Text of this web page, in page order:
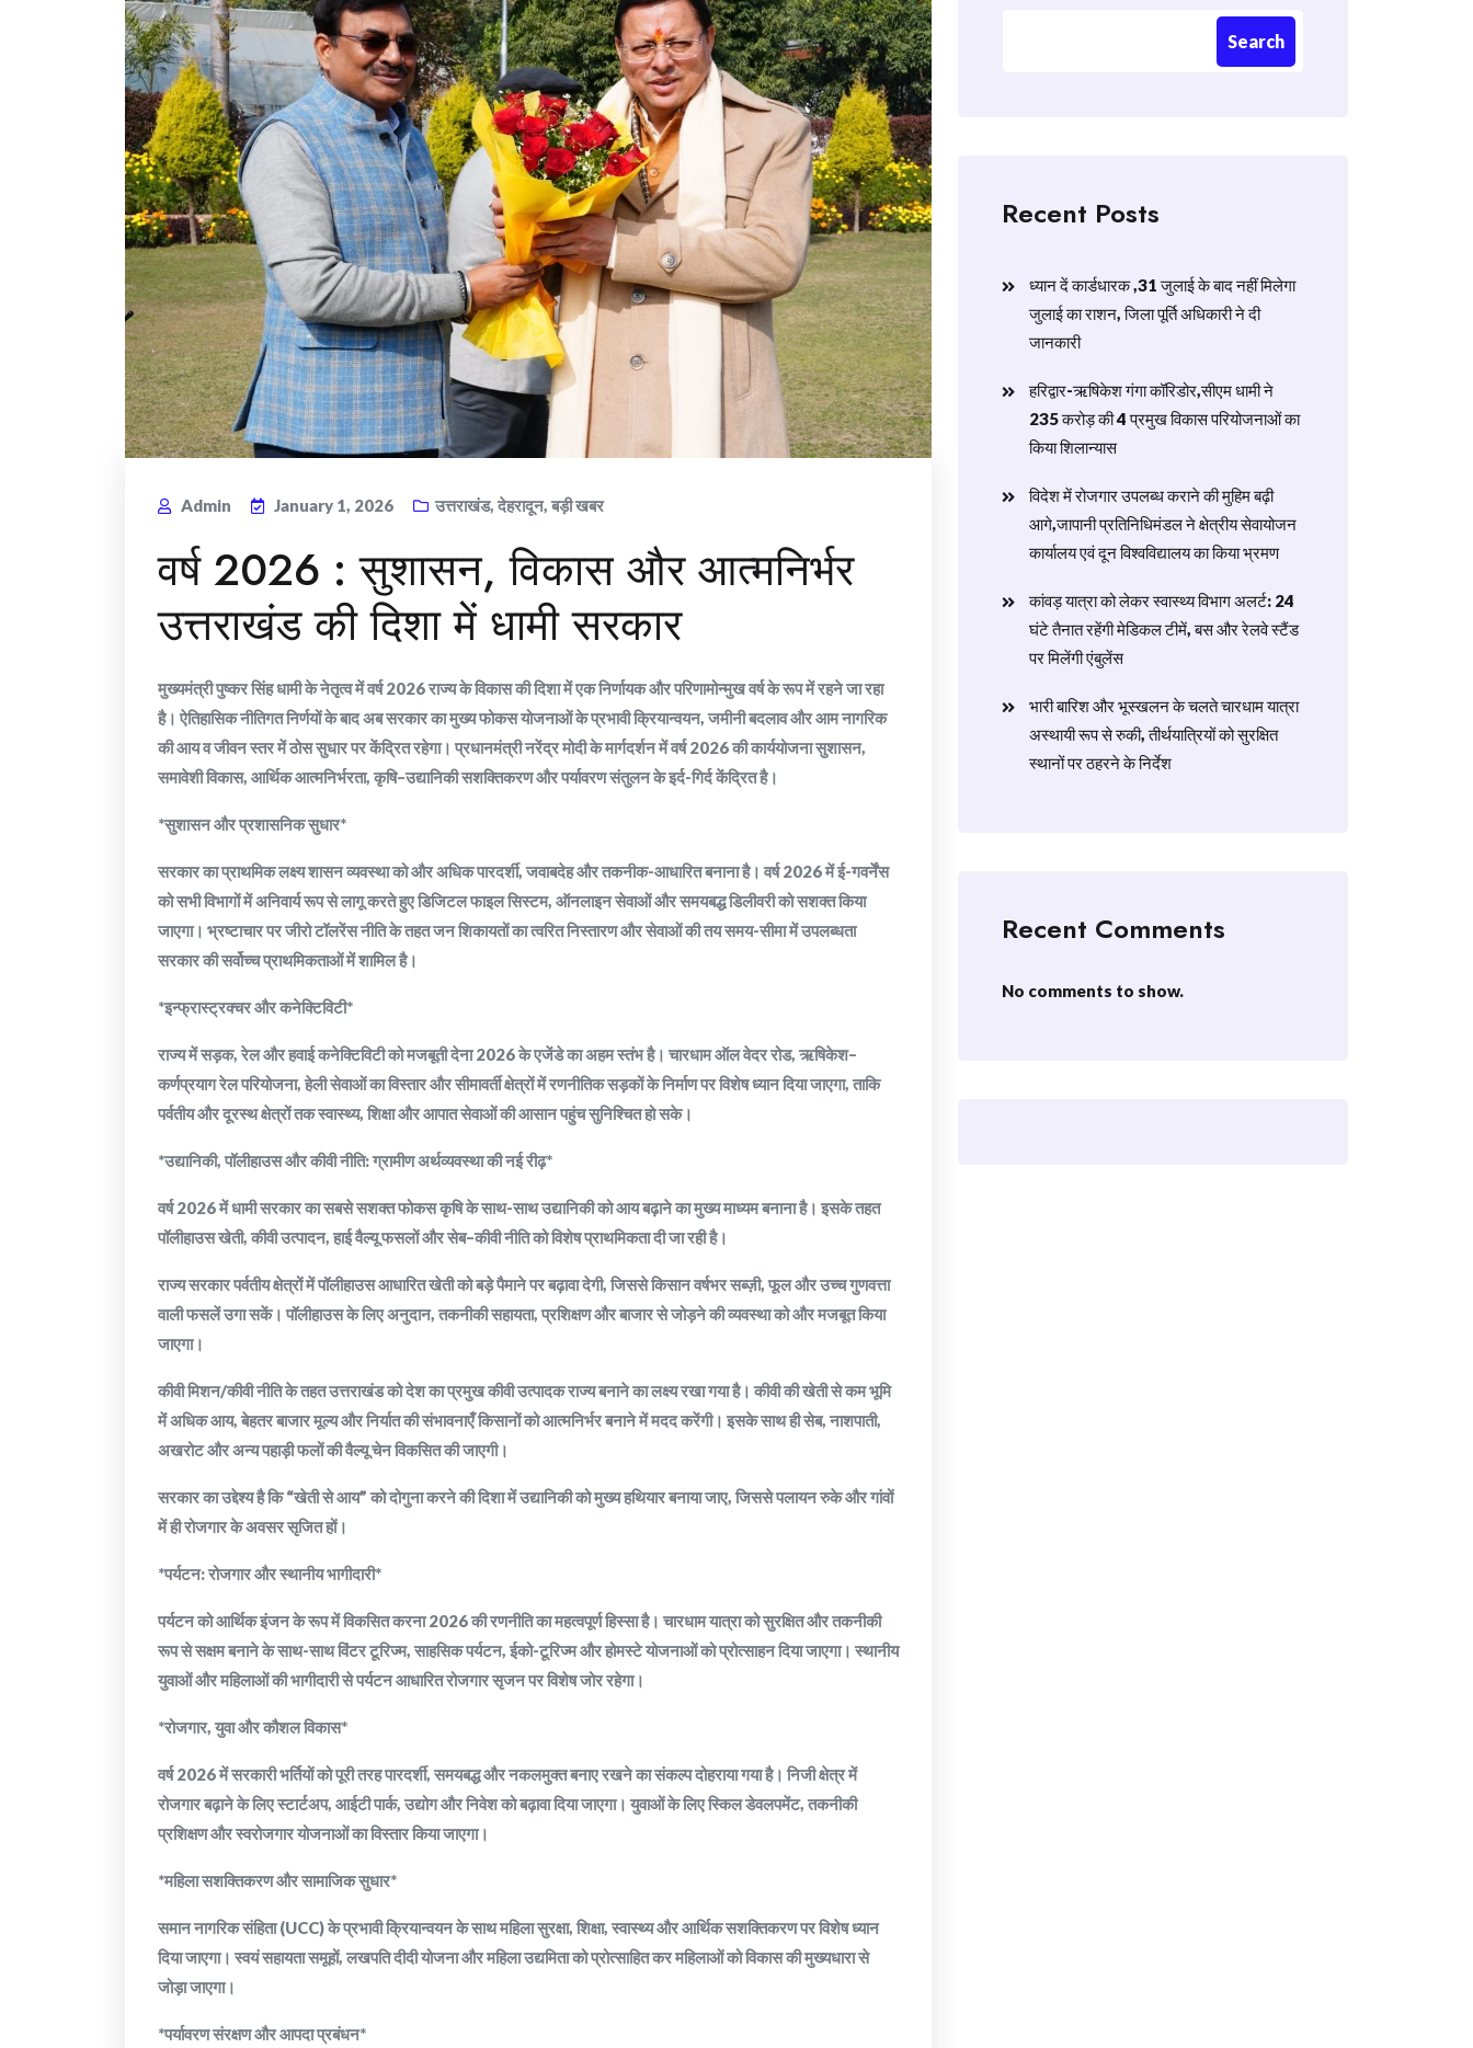
Admin January 1, 2026 उत्तराखंड, देहरादून, बड़ी खबर
वर्ष 2026 : सुशासन, विकास और आत्मनिर्भर
उत्तराखंड की दिशा में धामी सरकार
मुख्यमंत्री पुष्कर सिंह धामी के नेतृत्व में वर्ष 2026 राज्य के विकास की दिशा में एक निर्णायक और परिणामोन्मुख वर्ष के रूप में रहने जा रहा
है। ऐतिहासिक नीतिगत निर्णयों के बाद अब सरकार का मुख्य फोकस योजनाओं के प्रभावी क्रियान्वयन, जमीनी बदलाव और आम नागरिक
की आय व जीवन स्तर में ठोस सुधार पर केंद्रित रहेगा। प्रधानमंत्री नरेंद्र मोदी के मार्गदर्शन में वर्ष 2026 की कार्ययोजना सुशासन,
समावेशी विकास, आर्थिक आत्मनिर्भरता, कृषि–उद्यानिकी सशक्तिकरण और पर्यावरण संतुलन के इर्द-गिर्द केंद्रित है।
*सुशासन और प्रशासनिक सुधार*
सरकार का प्राथमिक लक्ष्य शासन व्यवस्था को और अधिक पारदर्शी, जवाबदेह और तकनीक-आधारित बनाना है। वर्ष 2026 में ई-गवर्नेंस
को सभी विभागों में अनिवार्य रूप से लागू करते हुए डिजिटल फाइल सिस्टम, ऑनलाइन सेवाओं और समयबद्ध डिलीवरी को सशक्त किया
जाएगा। भ्रष्टाचार पर जीरो टॉलरेंस नीति के तहत जन शिकायतों का त्वरित निस्तारण और सेवाओं की तय समय-सीमा में उपलब्धता
सरकार की सर्वोच्च प्राथमिकताओं में शामिल है।
*इन्फ्रास्ट्रक्चर और कनेक्टिविटी*
राज्य में सड़क, रेल और हवाई कनेक्टिविटी को मजबूती देना 2026 के एजेंडे का अहम स्तंभ है। चारधाम ऑल वेदर रोड, ऋषिकेश–
कर्णप्रयाग रेल परियोजना, हेली सेवाओं का विस्तार और सीमावर्ती क्षेत्रों में रणनीतिक सड़कों के निर्माण पर विशेष ध्यान दिया जाएगा, ताकि
पर्वतीय और दूरस्थ क्षेत्रों तक स्वास्थ्य, शिक्षा और आपात सेवाओं की आसान पहुंच सुनिश्चित हो सके।
*उद्यानिकी, पॉलीहाउस और कीवी नीति: ग्रामीण अर्थव्यवस्था की नई रीढ़*
वर्ष 2026 में धामी सरकार का सबसे सशक्त फोकस कृषि के साथ-साथ उद्यानिकी को आय बढ़ाने का मुख्य माध्यम बनाना है। इसके तहत
पॉलीहाउस खेती, कीवी उत्पादन, हाई वैल्यू फसलों और सेब–कीवी नीति को विशेष प्राथमिकता दी जा रही है।
राज्य सरकार पर्वतीय क्षेत्रों में पॉलीहाउस आधारित खेती को बड़े पैमाने पर बढ़ावा देगी, जिससे किसान वर्षभर सब्ज़ी, फूल और उच्च गुणवत्ता
वाली फसलें उगा सकें। पॉलीहाउस के लिए अनुदान, तकनीकी सहायता, प्रशिक्षण और बाजार से जोड़ने की व्यवस्था को और मजबूत किया
जाएगा।
कीवी मिशन/कीवी नीति के तहत उत्तराखंड को देश का प्रमुख कीवी उत्पादक राज्य बनाने का लक्ष्य रखा गया है। कीवी की खेती से कम भूमि
में अधिक आय, बेहतर बाजार मूल्य और निर्यात की संभावनाएँ किसानों को आत्मनिर्भर बनाने में मदद करेंगी। इसके साथ ही सेब, नाशपाती,
अखरोट और अन्य पहाड़ी फलों की वैल्यू चेन विकसित की जाएगी।
सरकार का उद्देश्य है कि “खेती से आय” को दोगुना करने की दिशा में उद्यानिकी को मुख्य हथियार बनाया जाए, जिससे पलायन रुके और गांवों
में ही रोजगार के अवसर सृजित हों।
*पर्यटन: रोजगार और स्थानीय भागीदारी*
पर्यटन को आर्थिक इंजन के रूप में विकसित करना 2026 की रणनीति का महत्वपूर्ण हिस्सा है। चारधाम यात्रा को सुरक्षित और तकनीकी
रूप से सक्षम बनाने के साथ-साथ विंटर टूरिज्म, साहसिक पर्यटन, ईको-टूरिज्म और होमस्टे योजनाओं को प्रोत्साहन दिया जाएगा। स्थानीय
युवाओं और महिलाओं की भागीदारी से पर्यटन आधारित रोजगार सृजन पर विशेष जोर रहेगा।
*रोजगार, युवा और कौशल विकास*
वर्ष 2026 में सरकारी भर्तियों को पूरी तरह पारदर्शी, समयबद्ध और नकलमुक्त बनाए रखने का संकल्प दोहराया गया है। निजी क्षेत्र में
रोजगार बढ़ाने के लिए स्टार्टअप, आईटी पार्क, उद्योग और निवेश को बढ़ावा दिया जाएगा। युवाओं के लिए स्किल डेवलपमेंट, तकनीकी
प्रशिक्षण और स्वरोजगार योजनाओं का विस्तार किया जाएगा।
*महिला सशक्तिकरण और सामाजिक सुधार*
समान नागरिक संहिता (UCC) के प्रभावी क्रियान्वयन के साथ महिला सुरक्षा, शिक्षा, स्वास्थ्य और आर्थिक सशक्तिकरण पर विशेष ध्यान
दिया जाएगा। स्वयं सहायता समूहों, लखपति दीदी योजना और महिला उद्यमिता को प्रोत्साहित कर महिलाओं को विकास की मुख्यधारा से
जोड़ा जाएगा।
*पर्यावरण संरक्षण और आपदा प्रबंधन*
Search
Recent Posts
ध्यान दें कार्डधारक ,31 जुलाई के बाद नहीं मिलेगा
जुलाई का राशन, जिला पूर्ति अधिकारी ने दी
जानकारी
हरिद्वार-ऋषिकेश गंगा कॉरिडोर,सीएम धामी ने
235 करोड़ की 4 प्रमुख विकास परियोजनाओं का
किया शिलान्यास
विदेश में रोजगार उपलब्ध कराने की मुहिम बढ़ी
आगे,जापानी प्रतिनिधिमंडल ने क्षेत्रीय सेवायोजन
कार्यालय एवं दून विश्वविद्यालय का किया भ्रमण
​कांवड़ यात्रा को लेकर स्वास्थ्य विभाग अलर्ट: 24
घंटे तैनात रहेंगी मेडिकल टीमें, बस और रेलवे स्टैंड
पर मिलेंगी एंबुलेंस
​भारी बारिश और भूस्खलन के चलते चारधाम यात्रा
अस्थायी रूप से रुकी, तीर्थयात्रियों को सुरक्षित
स्थानों पर ठहरने के निर्देश
Recent Comments
No comments to show.